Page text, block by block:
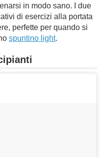
in modo sano. I due
di esercizi alla portata
perfette per quando si
spuntino light.